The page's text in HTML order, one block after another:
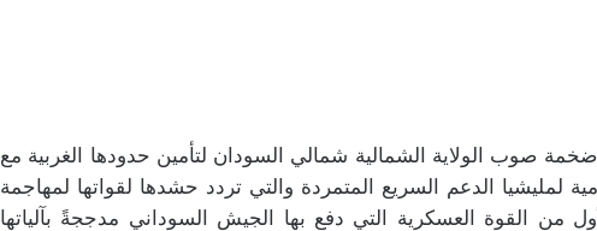
صوب الولاية الشمالية شمالي السودان لتأمين حدودها الغربية مع
لمليشيا الدعم السريع المتمردة والتي تردد حشدها لقواتها لمهاجمة
من القوة العسكرية التي دفع بها الجيش السوداني مدججةً بآلياتها